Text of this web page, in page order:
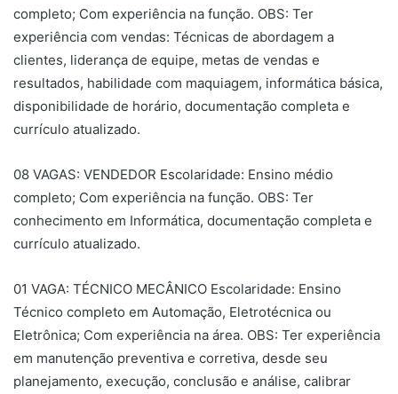
completo; Com experiência na função. OBS: Ter
experiência com vendas: Técnicas de abordagem a
clientes, liderança de equipe, metas de vendas e
resultados, habilidade com maquiagem, informática básica,
disponibilidade de horário, documentação completa e
currículo atualizado.
08 VAGAS: VENDEDOR Escolaridade: Ensino médio
completo; Com experiência na função. OBS: Ter
conhecimento em Informática, documentação completa e
currículo atualizado.
01 VAGA: TÉCNICO MECÂNICO Escolaridade: Ensino
Técnico completo em Automação, Eletrotécnica ou
Eletrônica; Com experiência na área. OBS: Ter experiência
em manutenção preventiva e corretiva, desde seu
planejamento, execução, conclusão e análise, calibrar